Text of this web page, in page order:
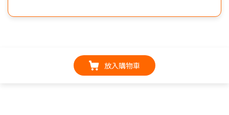
放入購物車